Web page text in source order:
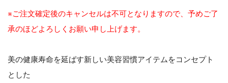
※ご注文確定後のキャンセルは不可となりますので、予めご了
承のほどよろしくお願い申し上げます。
美の健康寿命を延ばす新しい美容習慣アイテムをコンセプト
とした